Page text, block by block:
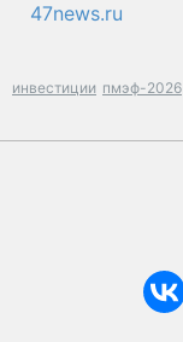
47news.ru
инвестиции пмэф-2026